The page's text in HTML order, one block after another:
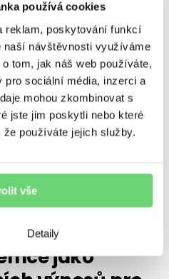
Detaily
používá cookies
reklam, poskytování funkcí
návštěvnosti využíváme
tom, jak náš web používáte,
sociální média, inzerci a
mohou zkombinovat s
jste jim poskytli nebo které
používáte jejich služby.
vše
právě proto vám řeknu,
Pikachu, Charizard
let baví děti i dospělé
jako